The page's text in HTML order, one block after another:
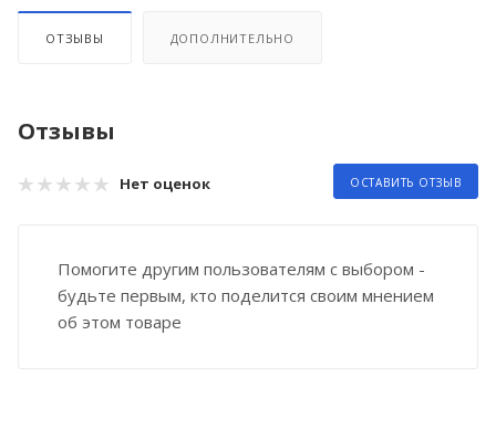
ОТЗЫВЫ ДОПОЛНИТЕЛЬНО
Отзывы
Нет оценок ОСТАВИТЬ ОТЗЫВ
Помогите другим пользователям с выбором -
будьте первым, кто поделится своим мнением
об этом товаре